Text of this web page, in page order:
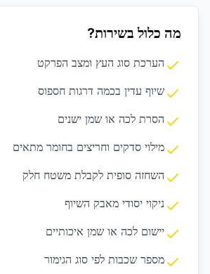
מה כלול בשירות?
הערכת סוג העץ ומצב הפרקט
שיוף עדין בכמה דרגות חספוס
הסרת לכה או שמן ישנים
מילוי סדקים וחריצים בחומר מתאים
השחזה סופית לקבלת משטח חלק
ניקוי יסודי מאבק השיוף
יישום לכה או שמן איכותיים
מספר שכבות לפי סוג הגימור